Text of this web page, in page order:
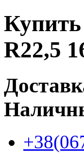
Купить
R22,5